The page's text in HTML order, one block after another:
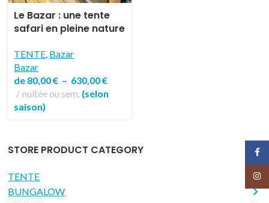
STORE PRODUCT CATEGORY
TENTE
BUNGALOW
Le Bazar : une tente
safari en pleine nature
TENTE, Bazar
Bazar
de 80,00€ – 630,00€
nuitée ou sem. (selon
saison)